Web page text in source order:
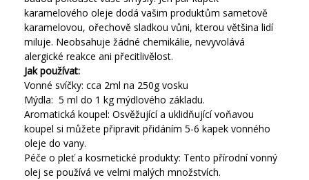
karamelového oleje dodá vašim produktům sametově
karamelovou, ořechově sladkou vůni, kterou většina lidí
miluje. Neobsahuje žádné chemikálie, nevyvolává
alergické reakce ani přecitlivělost.
Jak používat:
Vonné svíčky: cca 2ml na 250g vosku
Mýdla: 5 ml do 1 kg mýdlového základu.
Aromatická koupel: Osvěžující a uklidňující voňavou
koupel si můžete připravit přidáním 5-6 kapek vonného
oleje do vany.
Péče o pleť a kosmetické produkty: Tento přírodní vonný
olej se používá ve velmi malých množstvích.